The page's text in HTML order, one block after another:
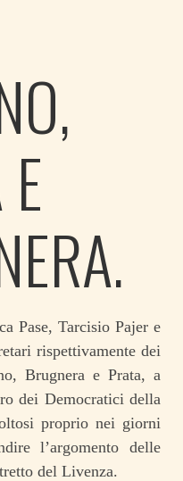
Pase, Tarcisio Pajer e
rispettivamente dei
Brugnera e Prata, a
dei Democratici della
proprio nei giorni
l’argomento delle
del Livenza.